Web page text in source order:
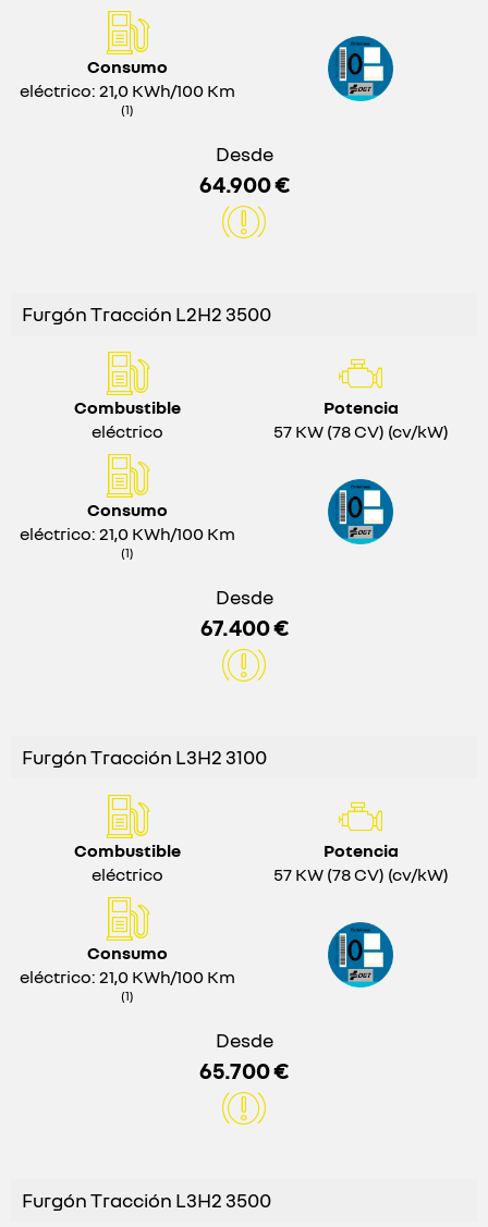
Consumo
eléctrico: 21,0 KWh/100 Km
(1)
Desde
64.900 €
Furgón Tracción L2H2 3500
Combustible
eléctrico
Potencia
57 KW (78 CV) (cv/kW)
Consumo
eléctrico: 21,0 KWh/100 Km
(1)
Desde
67.400 €
Furgón Tracción L3H2 3100
Combustible
eléctrico
Potencia
57 KW (78 CV) (cv/kW)
Consumo
eléctrico: 21,0 KWh/100 Km
(1)
Desde
65.700 €
Furgón Tracción L3H2 3500